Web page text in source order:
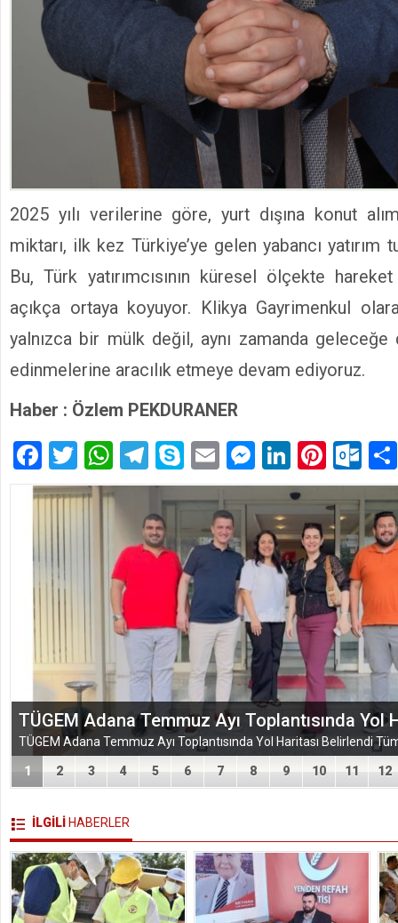
2025 yılı verilerine göre, yurt dışına konut
miktarı, ilk kez Türkiye’ye gelen yabancı yatırım
Bu, Türk yatırımcısının küresel ölçekte hareket
açıkça ortaya koyuyor. Klikya Gayrimenkul olarak,
yalnızca bir mülk değil, aynı zamanda
edinmelerine aracılık etmeye devam ediyoruz.
Haber : Özlem PEKDURANER
Facebook
Twitter
WhatsApp
Telegram
SkypeEmailMessenger
LinkedIn
EĞİTİM-BİR-SEN ADANA ŞUBESİ’NDEN
VEFA VE DAYANIŞMA ÇIKARMASI
1 2 3 4 5 6 7 8 9 10 11 12
İLGİLİ HABERLER